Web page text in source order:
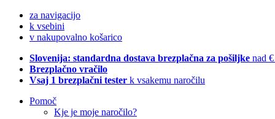
za navigacijo
k vsebini
v nakupovalno košarico
Slovenija: standardna dostava brezplačna za pošiljke nad
Brezplačno vračilo
Vsaj 1 brezplačni tester k vsakemu naročilu
Pomoč
Kje je moje naročilo?